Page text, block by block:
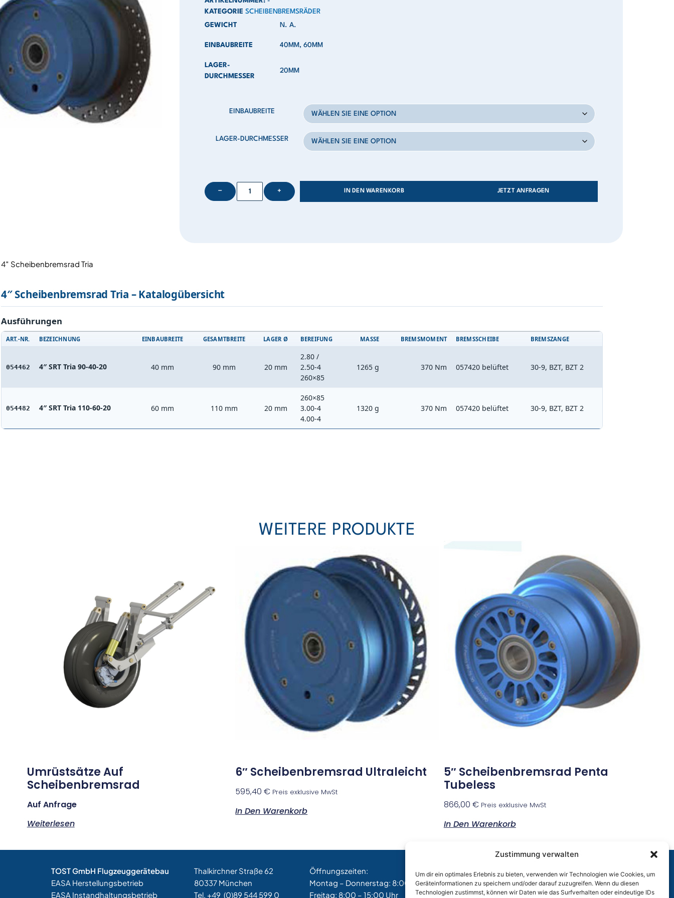
Zustimmung verwalten
Um dir ein optimales Erlebnis zu bieten, verwenden wir Technologien wie Cookies, um
Geräteinformationen zu speichern und/oder darauf zuzugreifen. Wenn du diesen
Technologien zustimmst, können wir Daten wie das Surfverhalten oder eindeutige IDs
KATEGORIE SCHEIBENBREMSRÄDER
GEWICHT
N. A.
EINBAUBREITE 40MM, 60MM
LAGER-
DURCHMESSER
20MM
EINBAUBREITE
LAGER-DURCHMESSER
− + IN DEN WARENKORB JETZT ANFRAGEN
4″ Scheibenbremsrad Tria
4″ Scheibenbremsrad Tria – Katalogübersicht
Ausführungen
ART.-NR. BEZEICHNUNG EINBAUBREITE GESAMTBREITE LAGER Ø BEREIFUNG MASSE BREMSMOMENT BREMSSCHEIBE BREMSZANGE
054462 4″ SRT Tria 90-40-20 40 mm 90 mm 20 mm
2.80 /
2.50-4
260×85
1265 g 370 Nm 057420 belüftet 30-9, BZT, BZT 2
054482 4″ SRT Tria 110-60-20 60 mm 110 mm 20 mm
260×85
3.00-4
4.00-4
1320 g 370 Nm 057420 belüftet 30-9, BZT, BZT 2
WEITERE PRODUKTE
Umrüstsätze Auf
Scheibenbremsrad
Auf Anfrage
Weiterlesen
6″ Scheibenbremsrad Ultraleicht
595,40€ Preis exklusive MwSt
In Den Warenkorb
5″ Scheibenbremsrad Penta
Tubeless
866,00 € Preis exklusive MwSt
In Den Warenkorb
TOST GmbH Flugzeuggerätebau
EASA Herstellungsbetrieb
EASA Instandhaltungsbetrieb
Thalkirchner Straße 62
80337 München
Tel. +49 (0)89 544 599 0
Öffnungszeiten:
Montag – Donnerstag: 8:00 – 17:00 Uhr
Freitag: 8:00 – 15:00 Uhr